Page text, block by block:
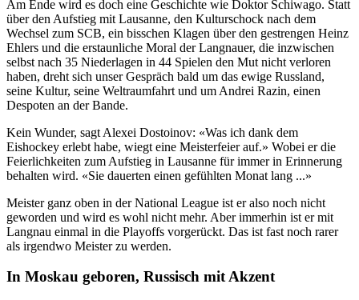
Am Ende wird es doch eine Geschichte wie Doktor Schiwago. Statt
über den Aufstieg mit Lausanne, den Kulturschock nach dem
Wechsel zum SCB, ein bisschen Klagen über den gestrengen Heinz
Ehlers und die erstaunliche Moral der Langnauer, die inzwischen
selbst nach 35 Niederlagen in 44 Spielen den Mut nicht verloren
haben, dreht sich unser Gespräch bald um das ewige Russland,
seine Kultur, seine Weltraumfahrt und um Andrei Razin, einen
Despoten an der Bande.
Kein Wunder, sagt Alexei Dostoinov: «Was ich dank dem
Eishockey erlebt habe, wiegt eine Meisterfeier auf.» Wobei er die
Feierlichkeiten zum Aufstieg in Lausanne für immer in Erinnerung
behalten wird. «Sie dauerten einen gefühlten Monat lang ...»
Meister ganz oben in der National League ist er also noch nicht
geworden und wird es wohl nicht mehr. Aber immerhin ist er mit
Langnau einmal in die Playoffs vorgerückt. Das ist fast noch rarer
als irgendwo Meister zu werden.
In Moskau geboren, Russisch mit Akzent